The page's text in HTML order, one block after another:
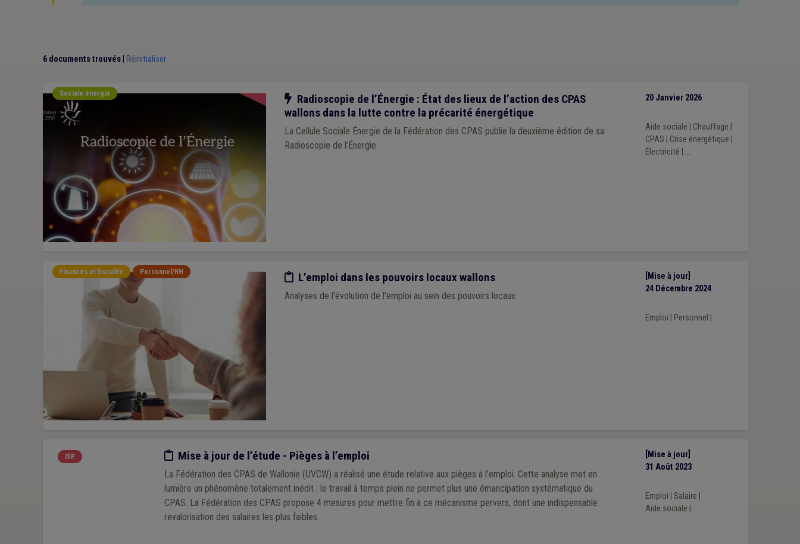
6 documents trouvés Réinitialiser
Sociale énergie Notre action
Radioscopie de l’Énergie : État des lieux de l’action des CPAS
wallons dans la lutte contre la précarité énergétique
La Cellule Sociale Énergie de la Fédération des CPAS publie la deuxième édition de sa
Radioscopie de l’Énergie.
20 Janvier 2026
Aide sociale Chauffage
CPAS
Crise énergétique
Électricité
...
Finances et fiscalité Personnel/RH Etude/chiffres
L’emploi dans les pouvoirs locaux wallons
Analyses de l'évolution de l'emploi au sein des pouvoirs locaux
[Mise à jour]
24 Décembre 2024
Emploi Personnel
ISP Etude/chiffres
Mise à jour de l’étude - Pièges à l’emploi
La Fédération des CPAS de Wallonie (UVCW) a réalisé une étude relative aux pièges à l’emploi. Cette analyse met en
lumière un phénomène totalement inédit : le travail à temps plein ne permet plus une émancipation systématique du
CPAS. La Fédération des CPAS propose 4 mesures pour mettre fin à ce mécanisme pervers, dont une indispensable
revalorisation des salaires les plus faibles.
[Mise à jour]
31 Août 2023
Emploi Salaire
Aide sociale